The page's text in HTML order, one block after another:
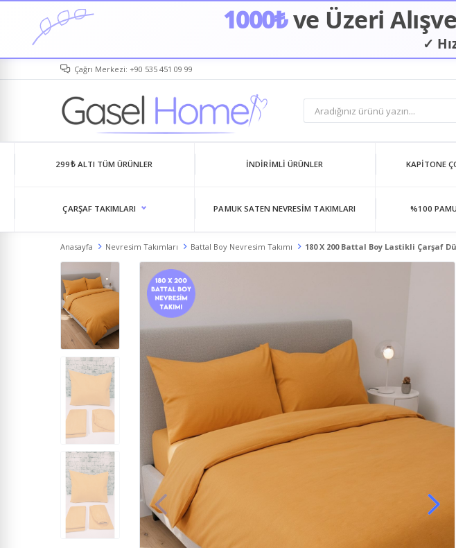
1000₺ve Üzeri
✓
✓
Çağrı Merkezi: +90 535 451 09 99
299₺ ALTI TÜM ÜRÜNLER İNDIRIMLI ÜRÜNLER KAPITONE
ÇARŞAF TAKIMLARI PAMUK SATEN NEVRESIM TAKIMLARI %100
Anasayfa Nevresim Takımları Battal Boy Nevresim Takımı 180 X 200 Battal Boy Lastikli Çarşaf